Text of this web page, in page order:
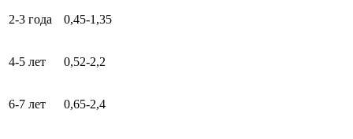
2-3 года 0,45-1,35
4-5 лет 0,52-2,2
6-7 лет 0,65-2,4